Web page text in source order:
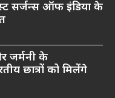
सर्जन्स ऑफ इंडिया के
जर्मनी के
छात्रों को मिलेंगे